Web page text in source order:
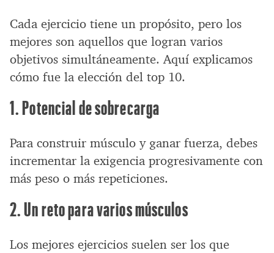
Cada ejercicio tiene un propósito, pero los
mejores son aquellos que logran varios
objetivos simultáneamente. Aquí explicamos
cómo fue la elección del top 10.
1. Potencial de sobrecarga
Para construir músculo y ganar fuerza, debes
incrementar la exigencia progresivamente con
más peso o más repeticiones.
2. Un reto para varios músculos
Los mejores ejercicios suelen ser los que